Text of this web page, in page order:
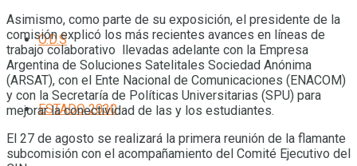
O.D.S
ESTADO 2030
Asimismo, como parte de su exposición, el presidente de la
comisión explicó los más recientes avances en líneas de
trabajo colaborativo llevadas adelante con la Empresa
Argentina de Soluciones Satelitales Sociedad Anónima
(ARSAT), con el Ente Nacional de Comunicaciones (ENACOM)
y con la Secretaría de Políticas Universitarias (SPU) para
mejorar la conectividad de las y los estudiantes.
El 27 de agosto se realizará la primera reunión de la flamante
subcomisión con el acompañamiento del Comité Ejecutivo del